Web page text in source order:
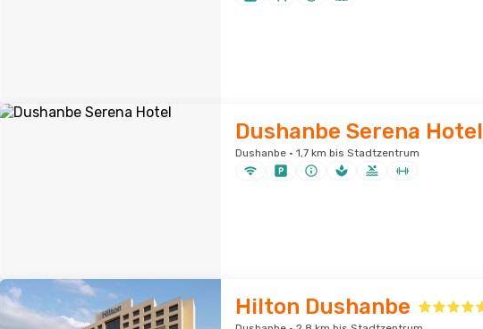
Dushanbe Serena Hotel
Dushanbe · 1,7 km bis Stadtzentrum
Hilton Dushanbe